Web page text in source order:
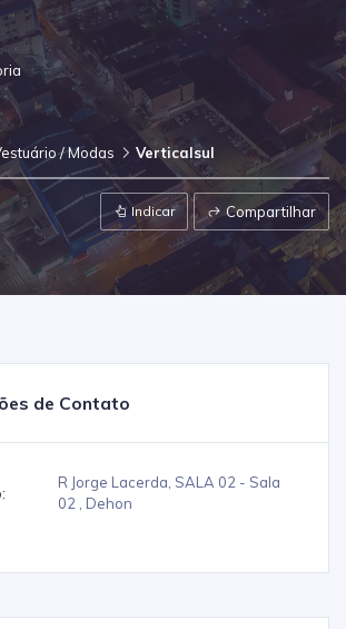
/ Modas Verticalsul
Indicar Compartilhar
de Contato
R Jorge Lacerda, SALA 02 - Sala
02 , Dehon